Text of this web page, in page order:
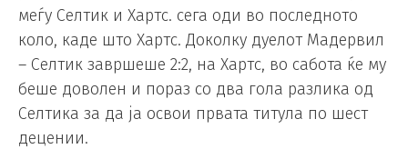
меѓу Селтик и Хартс. сега оди во последното
коло, каде што Хартс. Доколку дуелот Мадервил
– Селтик завршеше 2:2, на Хартс, во сабота ќе му
беше доволен и пораз со два гола разлика од
Селтика за да ја освои првата титула по шест
децении.